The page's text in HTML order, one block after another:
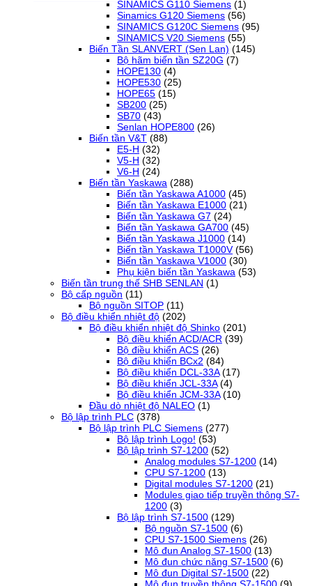
SINAMICS G110 Siemens (1)
Sinamics G120 Siemens (56)
SINAMICS G120C Siemens (95)
SINAMICS V20 Siemens (55)
Biến Tần SLANVERT (Sen Lan) (145)
Bộ hãm biến tần SZ20G (7)
HOPE130 (4)
HOPE530 (25)
HOPE65 (15)
SB200 (25)
SB70 (43)
Senlan HOPE800 (26)
Biến tần V&T (88)
E5-H (32)
V5-H (32)
V6-H (24)
Biến tần Yaskawa (288)
Biến tần Yaskawa A1000 (45)
Biến tần Yaskawa E1000 (21)
Biến tần Yaskawa G7 (24)
Biến tần Yaskawa GA700 (45)
Biến tần Yaskawa J1000 (14)
Biến tần Yaskawa T1000V (56)
Biến tần Yaskawa V1000 (30)
Phụ kiện biến tần Yaskawa (53)
Biến tần trung thế SHB SENLAN (1)
Bộ cấp nguồn (11)
Bộ nguồn SITOP (11)
Bộ điều khiển nhiệt độ (202)
Bộ điều khiển nhiệt độ Shinko (201)
Bộ điều khiển ACD/ACR (39)
Bộ điều khiển ACS (26)
Bộ điều khiển BCx2 (84)
Bộ điều khiển DCL-33A (17)
Bộ điều khiển JCL-33A (4)
Bộ điều khiển JCM-33A (10)
Đầu dò nhiệt độ NALEO (1)
Bộ lập trình PLC (378)
Bộ lập trình PLC Siemens (277)
Bộ lập trình Logo! (53)
Bộ lập trình S7-1200 (52)
Analog modules S7-1200 (14)
CPU S7-1200 (13)
Digital modules S7-1200 (21)
Modules giao tiếp truyền thông S7-
1200 (3)
Bộ lập trình S7-1500 (129)
Bộ nguồn S7-1500 (6)
CPU S7-1500 Siemens (26)
Mô đun Analog S7-1500 (13)
Mô đun chức năng S7-1500 (6)
Mô đun Digital S7-1500 (22)